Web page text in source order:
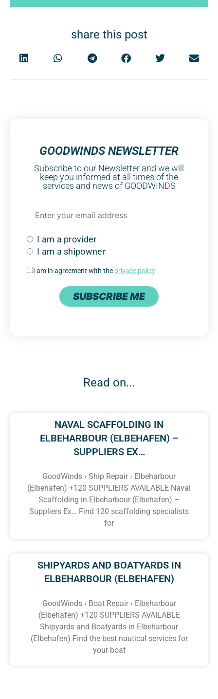
share this post
GOODWINDS NEWSLETTER
Subscribe to our Newsletter and we will
keep you informed at all times of the
services and news of GOODWINDS
I am a provider
I am a shipowner
I am in agreement with the privacy policy
SUBSCRIBE ME
Read on...
NAVAL SCAFFOLDING IN
ELBEHARBOUR (ELBEHAFEN) –
SUPPLIERS EX…
GoodWinds › Ship Repair › Elbeharbour
(Elbehafen) +120 SUPPLIERS AVAILABLE Naval
Scaffolding in Elbeharbour (Elbehafen) –
Suppliers Ex… Find 120 scaffolding specialists
for
SHIPYARDS AND BOATYARDS IN
ELBEHARBOUR (ELBEHAFEN)
GoodWinds › Boat Repair › Elbeharbour
(Elbehafen) +120 SUPPLIERS AVAILABLE
Shipyards and Boatyards in Elbeharbour
(Elbehafen) Find the best nautical services for
your boat